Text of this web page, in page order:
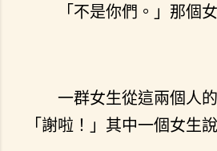
「不是你們。」那個
一群女生從這兩個人
「謝啦！」其中一個女生說